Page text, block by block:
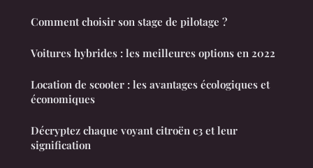
Comment choisir son stage de pilotage ?
Voitures hybrides : les meilleures options en 2022
Location de scooter : les avantages écologiques et
économiques
Décryptez chaque voyant citroën c3 et leur
signification